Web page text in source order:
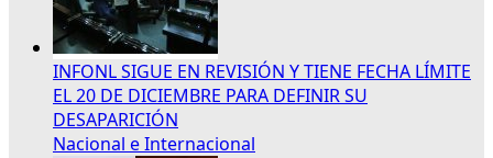
INFONL SIGUE EN REVISIÓN Y TIENE FECHA LÍMITE
EL 20 DE DICIEMBRE PARA DEFINIR SU
DESAPARICIÓN
Nacional e Internacional